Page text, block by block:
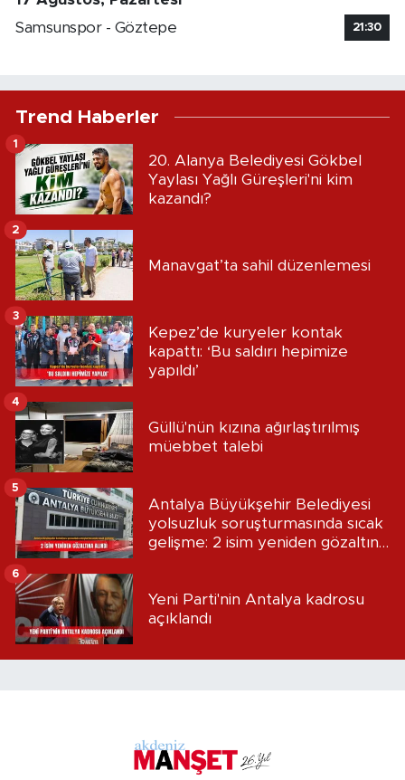
Samsunspor - Göztepe
21:30
Trend Haberler
20. Alanya Belediyesi Gökbel
Yaylası Yağlı Güreşleri'ni kim
kazandı?
1
Manavgat’ta sahil düzenlemesi
2
Kepez’de kuryeler kontak
kapattı: ‘Bu saldırı hepimize
yapıldı’
3
Güllü'nün kızına ağırlaştırılmış
müebbet talebi
4
Antalya Büyükşehir Belediyesi
yolsuzluk soruşturmasında sıcak
gelişme: 2 isim yeniden gözaltına
5
Yeni Parti'nin Antalya kadrosu
açıklandı
6